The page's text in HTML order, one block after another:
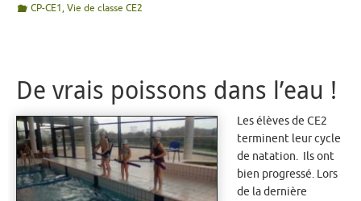
CP-CE1,Vie de classe CE2
De vrais poissons dans l’eau !
Les élèves de CE2
terminent leur cycle
de natation. Ils ont
bien progressé. Lors
de la dernière